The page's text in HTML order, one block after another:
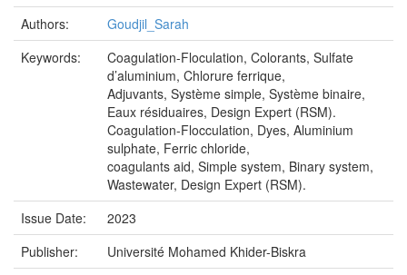
Authors:
Goudjil_Sarah
Keywords:
Coagulation-Floculation, Colorants, Sulfate
d’aluminium, Chlorure ferrique,
Adjuvants, Système simple, Système binaire,
Eaux résiduaires, Design Expert (RSM).
Coagulation-Flocculation, Dyes, Aluminium
sulphate, Ferric chloride,
coagulants aid, Simple system, Binary system,
Wastewater, Design Expert (RSM).
Issue Date:
2023
Publisher:
Université Mohamed Khider-Biskra